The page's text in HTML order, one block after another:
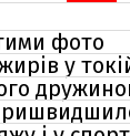
фото
у